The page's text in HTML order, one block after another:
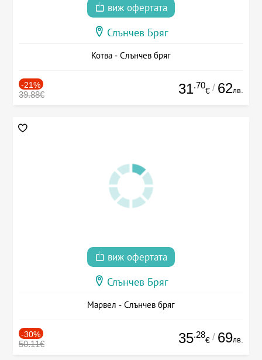
виж офертата
Слънчев Бряг
Котва - Слънчев бряг
-21%
39.88€ 31.70
€ / 62лв.
виж офертата
Слънчев Бряг
Марвел - Слънчев бряг
-30%
50.11€ 35.28
€ / 69лв.